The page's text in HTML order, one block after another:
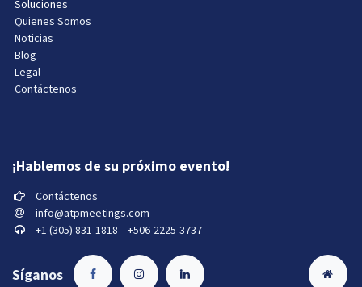
Soluciones
Quienes Somos
Noticias
Blog
Legal
Contáctenos
¡Hablemos de su próximo evento!
Contáctenos
info@atpmeetings.com
+1 (305) 831-1818 +506-2225-3737
Síganos